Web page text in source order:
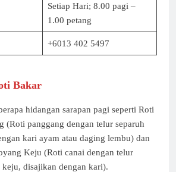
Setiap Hari; 8.00 pagi –
1.00 petang
+6013 402 5497
Bakar
hidangan sarapan pagi seperti Roti
(Roti panggang dengan telur separuh
kari ayam atau daging lembu) dan
Keju (Roti canai dengan telur
keju, disajikan dengan kari).